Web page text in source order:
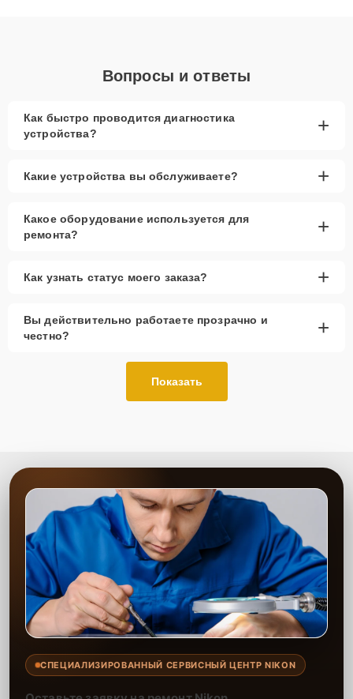
Вопросы и ответы
Как быстро проводится диагностика
устройства?
+
Какие устройства вы обслуживаете? +
Какое оборудование используется для
ремонта?
+
Как узнать статус моего заказа? +
Вы действительно работаете прозрачно и
честно?
+
Показать
СПЕЦИАЛИЗИРОВАННЫЙ СЕРВИСНЫЙ ЦЕНТР NIKON